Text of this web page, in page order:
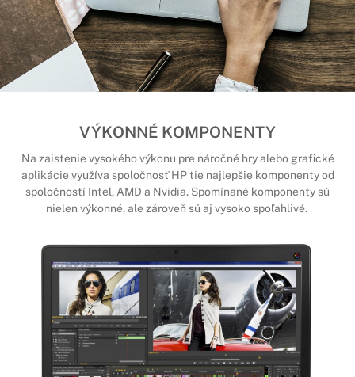
VÝKONNÉ KOMPONENTY
Na zaistenie vysokého výkonu pre náročné hry alebo grafické
aplikácie využíva spoločnosť HP tie najlepšie komponenty od
spoločností Intel, AMD a Nvidia. Spomínané komponenty sú
nielen výkonné, ale zároveň sú aj vysoko spoľahlivé.